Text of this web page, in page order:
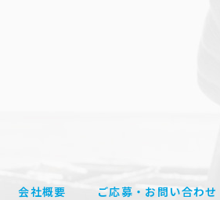
会社概要 ご応募・お問い合わせ